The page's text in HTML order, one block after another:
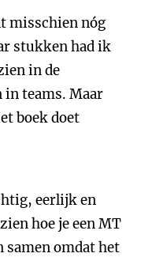
misschien nóg
stukken had ik
in de
teams. Maar
boek doet
eerlijk en
hoe je een MT
samen omdat het